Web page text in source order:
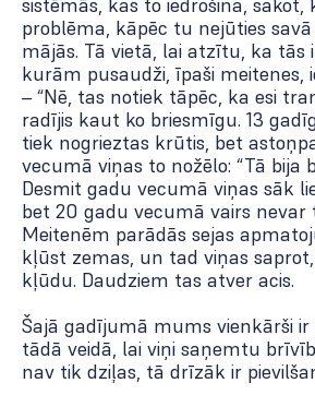
sistēmās, kas to iedrošina,
problēma, kāpēc tu nejūties
mājās. Tā vietā, lai atzītu, ka tās
kurām pusaudži, īpaši meitenes,
– “Nē, tas notiek tāpēc, ka esi
radījis kaut ko briesmīgu. 13
tiek nogrieztas krūtis, bet
vecumā viņas to nožēlo: “Tā bija
Desmit gadu vecumā viņas sāk
bet 20 gadu vecumā vairs nevar
Meitenēm parādās sejas
kļūst zemas, un tad viņas
kļūdu. Daudziem tas atver acis.
Šajā gadījumā mums vienkārši
tādā veidā, lai viņi saņemtu
nav tik dziļas, tā drīzāk ir